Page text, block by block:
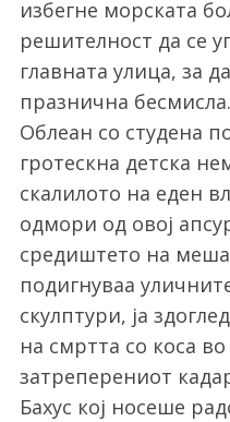
избегне морската
решителност да се
главната улица, за
празнична бесмисла.
Облеан со студена
гротескна детска
скалилото на еден
одмори од овој
средиштето на
подигнуваа
скулптури, ја
на смртта со коса
затреперениот
Бахус кој носеше